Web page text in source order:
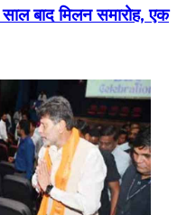
बाद मिलन समारोह, एक